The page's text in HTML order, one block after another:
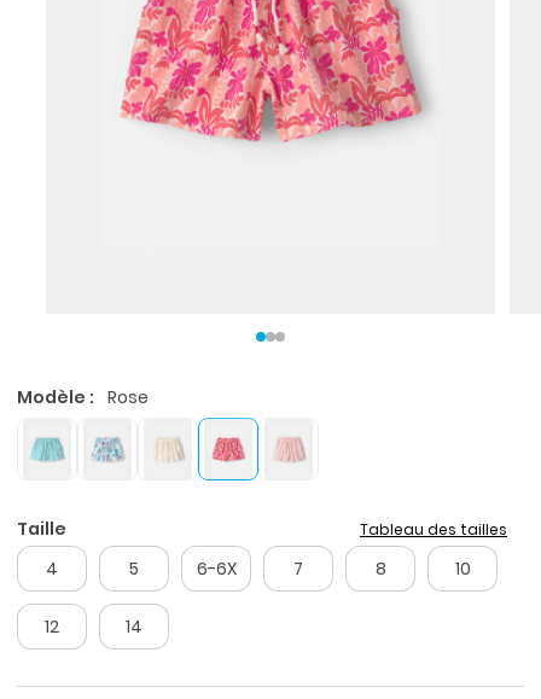
Modèle : Rose
Taille Tableau des tailles
4 5 6-6X 7 8 10
12 14